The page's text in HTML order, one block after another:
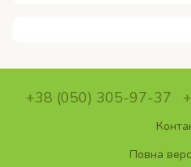
+38 (050) 305-97-37
Повна